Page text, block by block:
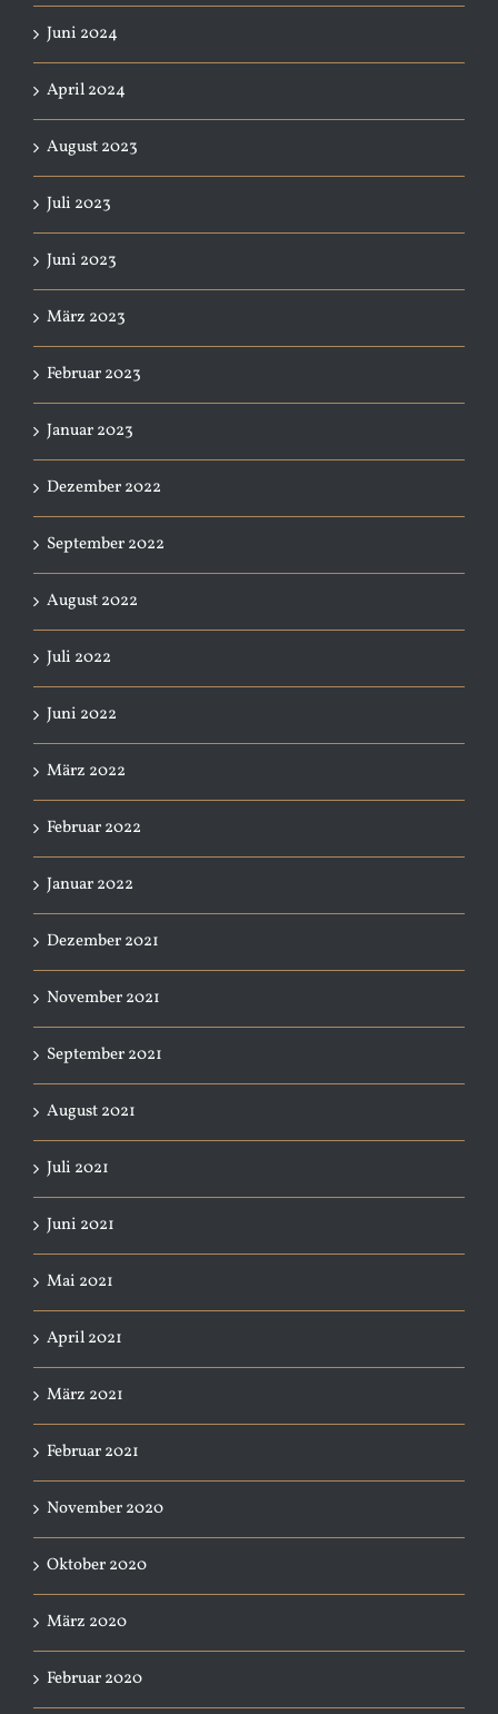
Juni 2024
April 2024
August 2023
Juli 2023
Juni 2023
März 2023
Februar 2023
Januar 2023
Dezember 2022
September 2022
August 2022
Juli 2022
Juni 2022
März 2022
Februar 2022
Januar 2022
Dezember 2021
November 2021
September 2021
August 2021
Juli 2021
Juni 2021
Mai 2021
April 2021
März 2021
Februar 2021
November 2020
Oktober 2020
März 2020
Februar 2020